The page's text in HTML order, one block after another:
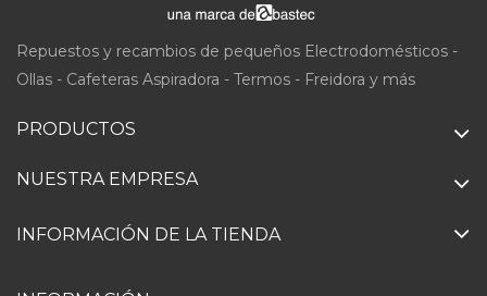
Repuestos y recambios de pequeños Electrodomésticos -
Ollas - Cafeteras Aspiradora - Termos - Freidora y más
PRODUCTOS
NUESTRA EMPRESA
INFORMACIÓN DE LA TIENDA